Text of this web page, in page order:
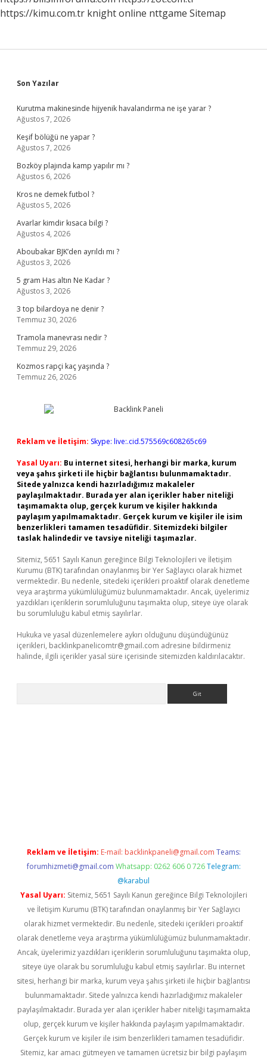
https://kimu.com.tr knight online nttgame Sitemap
Sidebar
Son Yazılar
Kurutma makinesinde hijyenik havalandırma ne işe yarar ?
Ağustos 7, 2026
Keşif bölüğü ne yapar ?
Ağustos 7, 2026
Bozköy plajında kamp yapılır mı ?
Ağustos 6, 2026
Kros ne demek futbol ?
Ağustos 5, 2026
Avarlar kimdir kısaca bilgi ?
Ağustos 4, 2026
Aboubakar BJK’den ayrıldı mı ?
Ağustos 3, 2026
5 gram Has altın Ne Kadar ?
Ağustos 3, 2026
3 top bilardoya ne denir ?
Temmuz 30, 2026
Tramola manevrası nedir ?
Temmuz 29, 2026
Kozmos rapçi kaç yaşında ?
Temmuz 26, 2026
Reklam ve İletişim: Skype: live:.cid.575569c608265c69
Yasal Uyarı: Bu internet sitesi, herhangi bir marka, kurum
veya şahıs şirketi ile hiçbir bağlantısı bulunmamaktadır.
Sitede yalnızca kendi hazırladığımız makaleler
paylaşılmaktadır. Burada yer alan içerikler haber niteliği
taşımamakta olup, gerçek kurum ve kişiler hakkında
paylaşım yapılmamaktadır. Gerçek kurum ve kişiler ile isim
benzerlikleri tamamen tesadüfidir. Sitemizdeki bilgiler
taslak halindedir ve tavsiye niteliği taşımazlar.
Sitemiz, 5651 Sayılı Kanun gereğince Bilgi Teknolojileri ve İletişim
Kurumu (BTK) tarafından onaylanmış bir Yer Sağlayıcı olarak hizmet
vermektedir. Bu nedenle, sitedeki içerikleri proaktif olarak denetleme
veya araştırma yükümlülüğümüz bulunmamaktadır. Ancak, üyelerimiz
yazdıkları içeriklerin sorumluluğunu taşımakta olup, siteye üye olarak
bu sorumluluğu kabul etmiş sayılırlar.
Hukuka ve yasal düzenlemelere aykırı olduğunu düşündüğünüz
içerikleri, backlinkpanelicomtr@gmail.com adresine bildirmeniz
halinde, ilgili içerikler yasal süre içerisinde sitemizden kaldırılacaktır.
Reklam ve İletişim: E-mail: backlinkpaneli@gmail.com Teams:
forumhizmeti@gmail.com Whatsapp: 0262 606 0 726 Telegram:
@karabul
Yasal Uyarı: Sitemiz, 5651 Sayılı Kanun gereğince Bilgi Teknolojileri
ve İletişim Kurumu (BTK) tarafından onaylanmış bir Yer Sağlayıcı
olarak hizmet vermektedir. Bu nedenle, sitedeki içerikleri proaktif
olarak denetleme veya araştırma yükümlülüğümüz bulunmamaktadır.
Ancak, üyelerimiz yazdıkları içeriklerin sorumluluğunu taşımakta olup,
siteye üye olarak bu sorumluluğu kabul etmiş sayılırlar. Bu internet
sitesi, herhangi bir marka, kurum veya şahıs şirketi ile hiçbir bağlantısı
bulunmamaktadır. Sitede yalnızca kendi hazırladığımız makaleler
paylaşılmaktadır. Burada yer alan içerikler haber niteliği taşımamakta
olup, gerçek kurum ve kişiler hakkında paylaşım yapılmamaktadır.
Gerçek kurum ve kişiler ile isim benzerlikleri tamamen tesadüfidir.
Sitemiz, kar amacı gütmeyen ve tamamen ücretsiz bir bilgi paylaşım